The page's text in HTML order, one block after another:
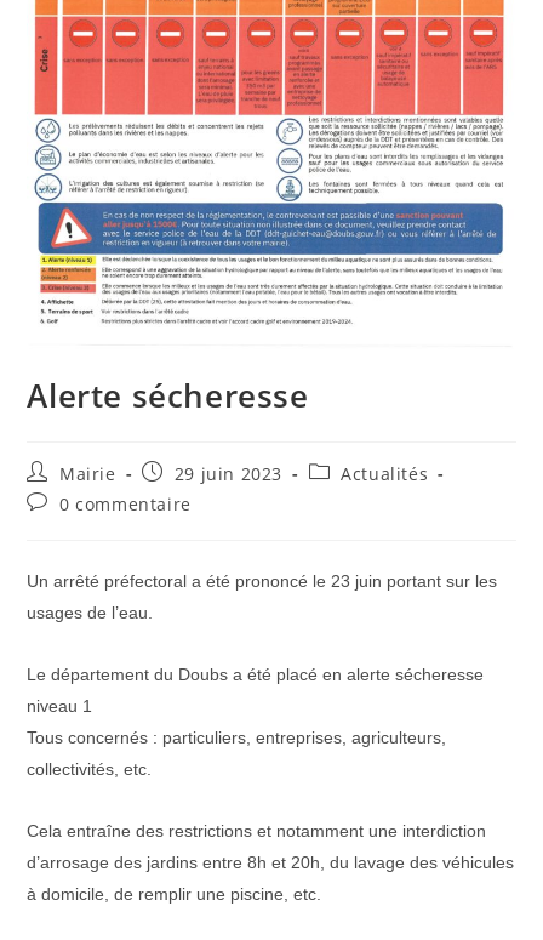
Alerte sécheresse
Auteur/autrice
de
la
Mairie
Publication
publiée :
29 juin 2023
PostActualités
Commentaires
publication :
0 commentaire
Un arrêté préfectoral a été prononcé le 23 juin portant sur les
usages de l’eau.
Le département du Doubs a été placé en alerte sécheresse
niveau 1
Tous concernés : particuliers, entreprises, agriculteurs,
collectivités, etc.
Cela entraîne des restrictions et notamment une interdiction
d’arrosage des jardins entre 8h et 20h, du lavage des véhicules
à domicile, de remplir une piscine, etc.